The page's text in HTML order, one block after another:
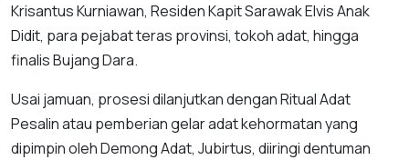
Krisantus Kurniawan, Residen Kapit Sarawak Elvis Anak
Didit, para pejabat teras provinsi, tokoh adat, hingga
finalis Bujang Dara.
Usai jamuan, prosesi dilanjutkan dengan Ritual Adat
Pesalin atau pemberian gelar adat kehormatan yang
dipimpin oleh Demong Adat, Jubirtus, diiringi dentuman